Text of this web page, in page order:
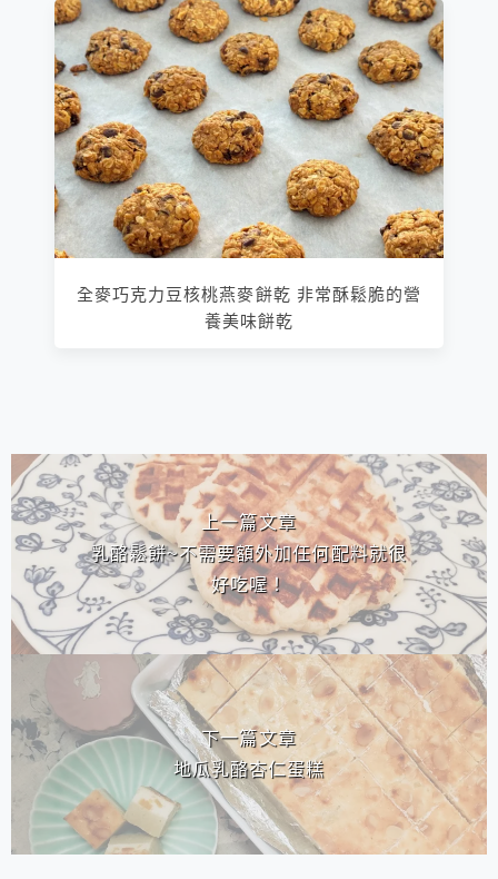
全麥巧克力豆核桃燕麥餅乾 非常酥鬆脆的營
養美味餅乾
相連文章
上一篇文章
乳酪鬆餅~不需要額外加任何配料就很
好吃喔！
下一篇文章
地瓜乳酪杏仁蛋糕